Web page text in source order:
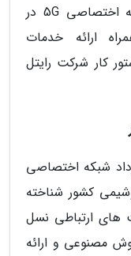
قرار است تأمین، اجرا و توسعه شبکه اختصاصی 5G در
ارائه خدمات
کار شرکت رایتل
شبکه اختصاصی
کشور شناخته
های ارتباطی نسل
مصنوعی و ارائه